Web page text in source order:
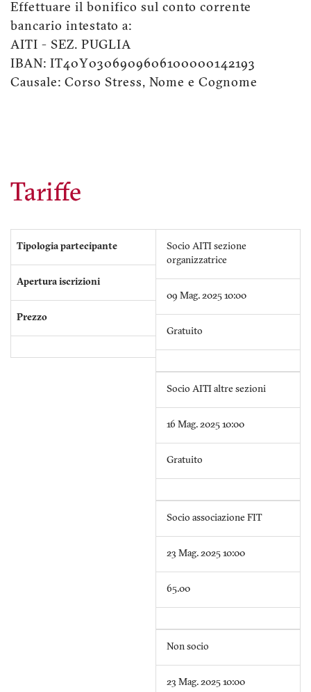
Effettuare il bonifico sul conto corrente
bancario intestato a:
AITI - SEZ. PUGLIA
IBAN: IT40Y0306909606100000142193
Causale: Corso Stress, Nome e Cognome
Tariffe
Tipologia partecipante
Apertura iscrizioni
Prezzo
Socio AITI sezione
organizzatrice
09 Mag. 2025 10:00
Gratuito
Socio AITI altre sezioni
16 Mag. 2025 10:00
Gratuito
Socio associazione FIT
23 Mag. 2025 10:00
65.00
Non socio
23 Mag. 2025 10:00